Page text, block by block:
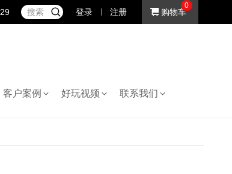
登录 注册 购物车
0
客户案例 好玩视频 联系我们